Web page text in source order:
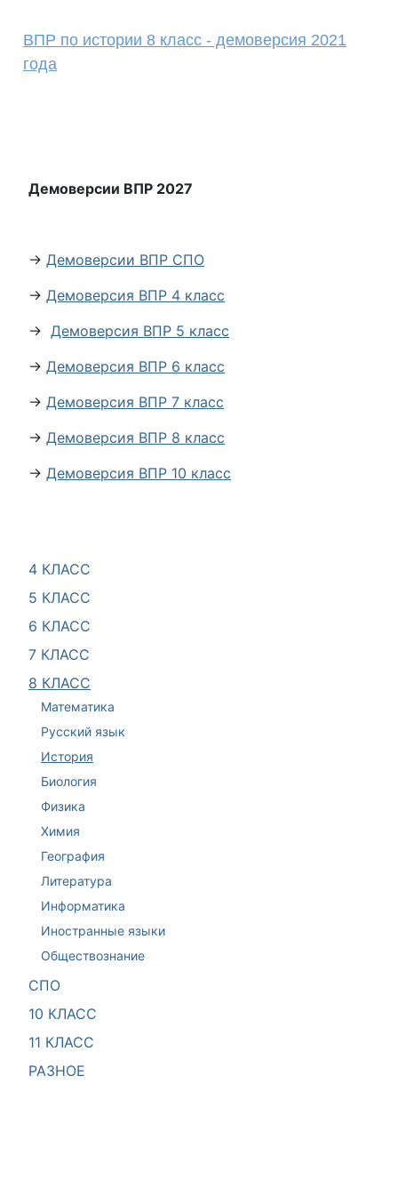
4 КЛАСС
5 КЛАСС
6 КЛАСС
7 КЛАСС
8 КЛАСС
Математика
Русский язык
История
Биология
Физика
Химия
География
Литература
Информатика
Иностранные языки
Обществознание
СПО
10 КЛАСС
11 КЛАСС
РАЗНОЕ
ВПР по истории 8 класс - демоверсия 2021
года
Демоверсии ВПР 2027
→ Демоверсии ВПР СПО
→ Демоверсия ВПР 4 класс
→ Демоверсия ВПР 5 класс
→ Демоверсия ВПР 6 класс
→ Демоверсия ВПР 7 класс
→ Демоверсия ВПР 8 класс
→ Демоверсия ВПР 10 класс